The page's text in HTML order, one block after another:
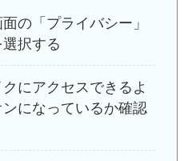
の「プライバシー」
択する
クにアクセスできるよ
になっているか確認